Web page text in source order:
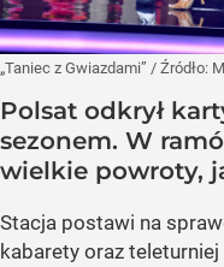
„Taniec z Gwiazdami” / Źródło:
Polsat odkrył
sezonem. W
wielkie powroty,
Stacja postawi na
kabarety oraz